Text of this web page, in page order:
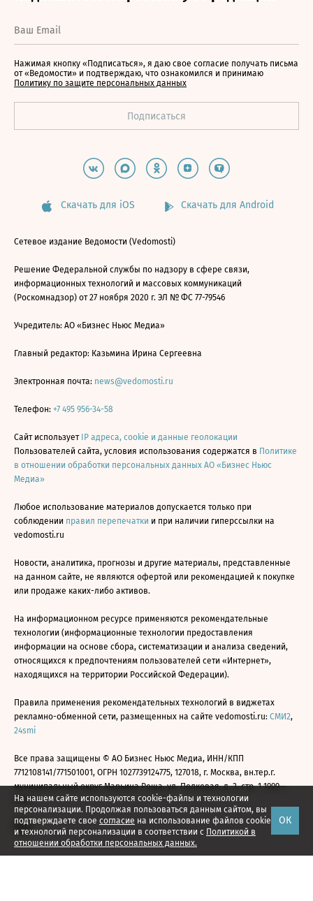
На нашем сайте используются cookie-файлы и технологии
персонализации. Продолжая пользоваться данным сайтом, вы
подтверждаете свое согласие на использование файлов cookie
и технологий персонализации в соответствии с Политикой в
отношении обработки персональных данных.
ОК
Нажимая кнопку «Подписаться», я даю свое согласие получать письма
от «Ведомости» и подтверждаю, что ознакомился и принимаю
Политику по защите персональных данных
Скачать для iOS Скачать для Android
Сетевое издание Ведомости (Vedomosti)
Решение Федеральной службы по надзору в сфере связи,
информационных технологий и массовых коммуникаций
(Роскомнадзор) от 27 ноября 2020 г. ЭЛ № ФС 77-79546
Учредитель: АО «Бизнес Ньюс Медиа»
Главный редактор: Казьмина Ирина Сергеевна
Электронная почта: news@vedomosti.ru
Телефон: +7 495 956-34-58
Сайт использует IP адреса, cookie и данные геолокации
Пользователей сайта, условия использования содержатся в Политике
в отношении обработки персональных данных АО «Бизнес Ньюс
Медиа»
Любое использование материалов допускается только при
соблюдении правил перепечатки и при наличии гиперссылки на
vedomosti.ru
Новости, аналитика, прогнозы и другие материалы, представленные
на данном сайте, не являются офертой или рекомендацией к покупке
или продаже каких-либо активов.
На информационном ресурсе применяются рекомендательные
технологии (информационные технологии предоставления
информации на основе сбора, систематизации и анализа сведений,
относящихся к предпочтениям пользователей сети «Интернет»,
находящихся на территории Российской Федерации).
Правила применения рекомендательных технологий в виджетах
рекламно-обменной сети, размещенных на сайте vedomosti.ru: СМИ2,
24smi
Все права защищены © АО Бизнес Ньюс Медиа, ИНН/КПП
7712108141/771501001, ОГРН 1027739124775, 127018, г. Москва, вн.тер.г.
муниципальный округ Марьина Роща, ул. Полковая, д. 3, стр. 1 1999—
2026